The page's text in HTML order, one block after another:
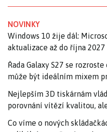
NOVINKY
Windows 10 žije dál:
aktualizace až do října 2027
Řada Galaxy S27 se
může být ideálním mixem
Nejlepším 3D tiskárnám
porovnání vítězí kvalitou,
Co víme o nových